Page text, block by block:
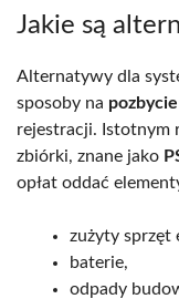
Jakie są
Alternatywy dla
sposoby na
rejestracji. Istotnym
zbiórki, znane jako
opłat oddać
zużyty sprzęt
baterie,
odpady